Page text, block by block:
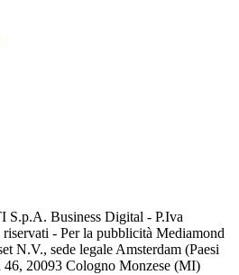
S.p.A. Business Digital - P.Iva
- Per la pubblicità Mediamond
N.V., sede legale Amsterdam (Paesi
20093 Cologno Monzese (MI)